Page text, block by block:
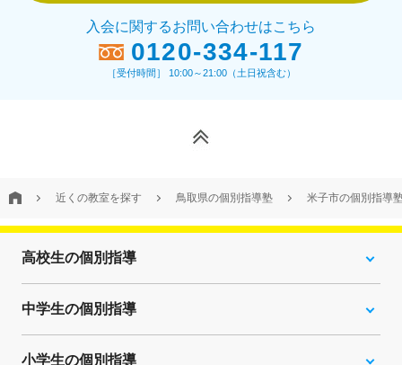
入会に関するお問い合わせはこちら
0120-334-117
［受付時間］ 10:00～21:00（土日祝含む）
近くの教室を探す 鳥取県の個別指導塾 米子市の個別指導
高校生の個別指導
中学生の個別指導
小学生の個別指導